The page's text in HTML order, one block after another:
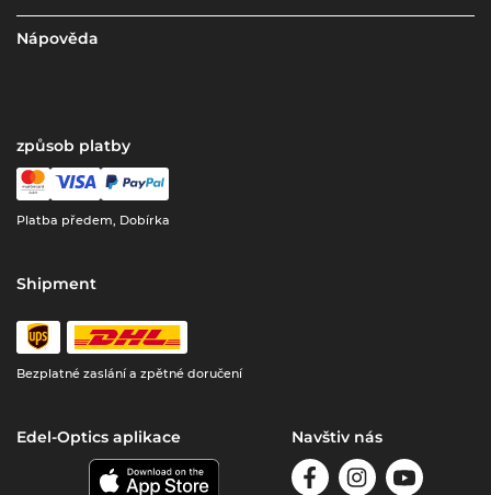
Nápověda
způsob platby
Platba předem, Dobírka
Shipment
Bezplatné zaslání a zpětné doručení
Edel-Optics aplikace Navštiv nás